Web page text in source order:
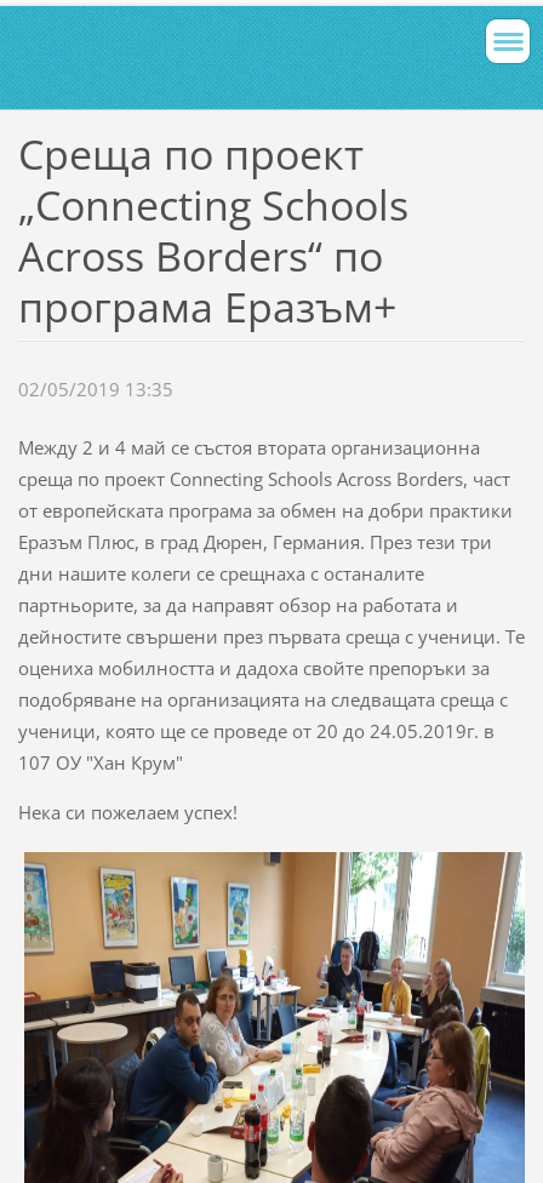
Среща по проект
„Connecting Schools
Across Borders“ по
програма Еразъм+
02/05/2019 13:35
Между 2 и 4 май се състоя втората организационна
среща по проект Connecting Schools Across Borders, част
от европейската програма за обмен на добри практики
Еразъм Плюс, в град Дюрен, Германия. През тези три
дни нашите колеги се срещнаха с останалите
партньорите, за да направят обзор на работата и
дейностите свършени през първата среща с ученици. Те
оцениха мобилността и дадоха свойте препоръки за
подобряване на организацията на следващата среща с
ученици, която ще се проведе от 20 до 24.05.2019г. в
107 ОУ "Хан Крум"
Нека си пожелаем успех!